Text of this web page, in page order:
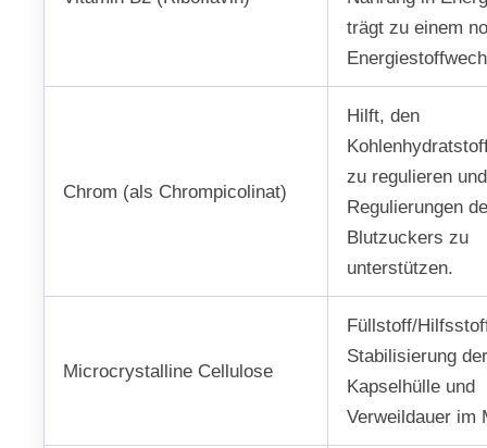
trägt zu einem
Chrom (als Chrompicolinat)
Hilft, den
zu regulieren und
Regulierungen
Blutzuckers zu
unterstützen.
Microcrystalline Cellulose
Füllstoff/
Stabilisierung
Kapselhülle und
Verweildauer im